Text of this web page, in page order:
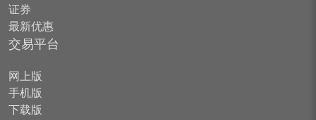
证券
最新优惠
交易平台
网上版
手机版
下载版